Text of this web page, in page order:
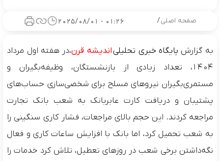
صفحه اصلی/
01:26 - 2025/08/01
به گزارش پایگاه خبری تحلیلیاندیشه قرن،در هفته اول مرداد
۱۴۰۴، تعداد زیادی از بازنشستگان، وظیفه‌بگیران و
مستمری‌بگیران نیروهای مسلح برای شخصی‌سازی حساب‌های
پشتیبان و دریافت کارت عابربانک به شعب بانک تجارت
مراجعه کردند. این حجم بالای مراجعات، فشار کاری سنگینی را
به شعب تحمیل کرد، اما بانک با افزایش ساعات کاری و فعال
نگه‌داشتن برخی شعب در روزهای تعطیل، تلاش کرد خدمات را